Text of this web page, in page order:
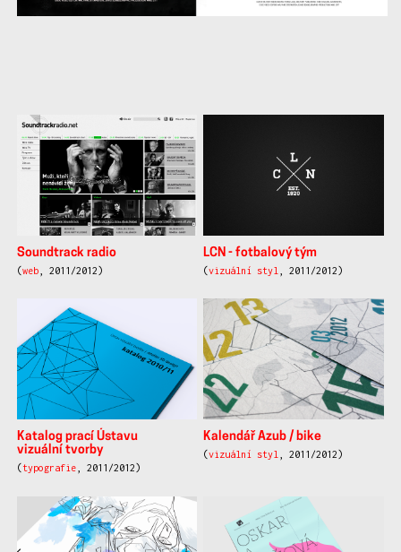
další
práce
Soundtrack radio
(web, 2011/2012)
LCN - fotbalový tým
(vizuální styl , 2011/2012)
Katalog prací Ústavu
vizuální tvorby
( typografie, 2011/2012)
Kalendář Azub / bike
(vizuální styl , 2011/2012)